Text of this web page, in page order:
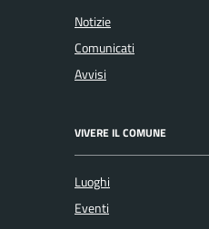
Notizie
Comunicati
Avvisi
VIVERE IL COMUNE
Luoghi
Eventi